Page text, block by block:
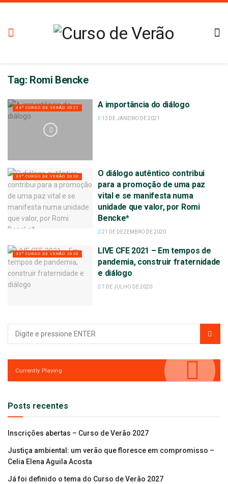
Tag: Romi Bencke
34º CURSO DE VERÃO 2021 A importância do diálogo
13 DE JANEIRO DE 2021
33º CURSO DE VERÃO 2020
O diálogo autêntico contribui
para a promoção de uma paz
vital e se manifesta numa
unidade que valor, por Romi
Bencke*
21 DE DEZEMBRO DE 2020
33º CURSO DE VERÃO 2020
LIVE CFE 2021 – Em tempos de
pandemia, construir fraternidade
e diálogo
7 DE JULHO DE 2020
Currently Playing
Posts recentes
Inscrições abertas – Curso de Verão 2027
Justiça ambiental: um verão que floresce em compromisso –
Celia Elena Aguila Acosta
Já foi definido o tema do Curso de Verão 2027